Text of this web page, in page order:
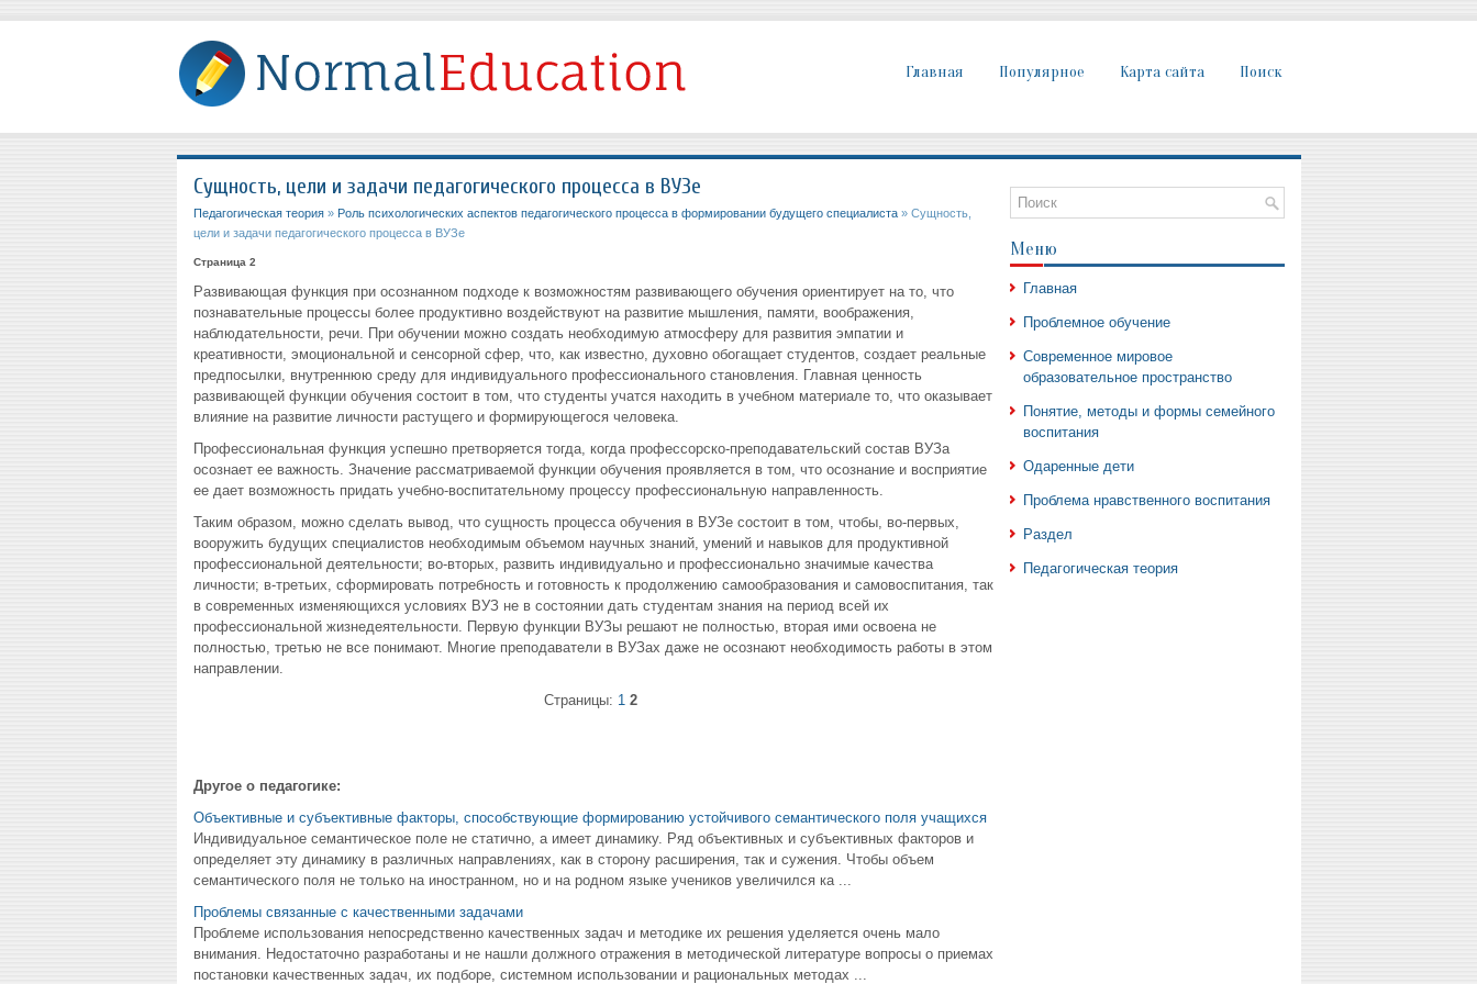
Главная Популярное Карта сайта Поиск
Сущность, цели и задачи педагогического процесса в ВУЗе
Педагогическая теория» Роль психологических аспектов педагогического процесса в формировании будущего специалиста» Сущность,
цели и задачи педагогического процесса в ВУЗе
Страница 2
Развивающая функция при осознанном подходе к возможностям развивающего обучения ориентирует на то, что
познавательные процессы более продуктивно воздействуют на развитие мышления, памяти, воображения,
наблюдательности, речи. При обучении можно создать необходимую атмосферу для развития эмпатии и
креативности, эмоциональной и сенсорной сфер, что, как известно, духовно обогащает студентов, создает реальные
предпосылки, внутреннюю среду для индивидуального профессионального становления. Главная ценность
развивающей функции обучения состоит в том, что студенты учатся находить в учебном материале то, что оказывает
влияние на развитие личности растущего и формирующегося человека.
Профессиональная функция успешно претворяется тогда, когда профессорско-преподавательский состав ВУЗа
осознает ее важность. Значение рассматриваемой функции обучения проявляется в том, что осознание и восприятие
ее дает возможность придать учебно-воспитательному процессу профессиональную направленность.
Таким образом, можно сделать вывод, что сущность процесса обучения в ВУЗе состоит в том, чтобы, во-первых,
вооружить будущих специалистов необходимым объемом научных знаний, умений и навыков для продуктивной
профессиональной деятельности; во-вторых, развить индивидуально и профессионально значимые качества
личности; в-третьих, сформировать потребность и готовность к продолжению самообразования и самовоспитания, так
в современных изменяющихся условиях ВУЗ не в состоянии дать студентам знания на период всей их
профессиональной жизнедеятельности. Первую функции ВУЗы решают не полностью, вторая ими освоена не
полностью, третью не все понимают. Многие преподаватели в ВУЗах даже не осознают необходимость работы в этом
направлении.
Страницы: 1 2
Другое о педагогике:
Объективные и субъективные факторы, способствующие формированию устойчивого семантического поля учащихся
Индивидуальное семантическое поле не статично, а имеет динамику. Ряд объективных и субъективных факторов и
определяет эту динамику в различных направлениях, как в сторону расширения, так и сужения. Чтобы объем
семантического поля не только на иностранном, но и на родном языке учеников увеличился ка ...
Проблемы связанные с качественными задачами
Проблеме использования непосредственно качественных задач и методике их решения уделяется очень мало
внимания. Недостаточно разработаны и не нашли должного отражения в методической литературе вопросы о приемах
постановки качественных задач, их подборе, системном использовании и рациональных методах ...
Меню
Главная
Проблемное обучение
Современное мировое
образовательное пространство
Понятие, методы и формы семейного
воспитания
Одаренные дети
Проблема нравственного воспитания
Раздел
Педагогическая теория